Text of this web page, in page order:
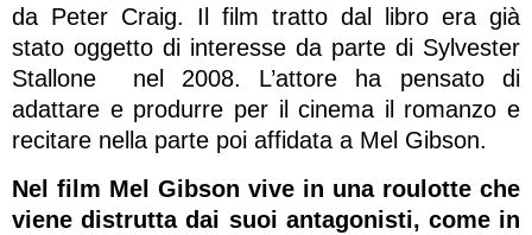
da Peter Craig. Il film tratto dal libro era già
stato oggetto di interesse da parte di Sylvester
Stallone nel 2008. L’attore ha pensato di
adattare e produrre per il cinema il romanzo e
recitare nella parte poi affidata a Mel Gibson.
Nel film Mel Gibson vive in una roulotte che
viene distrutta dai suoi antagonisti, come in